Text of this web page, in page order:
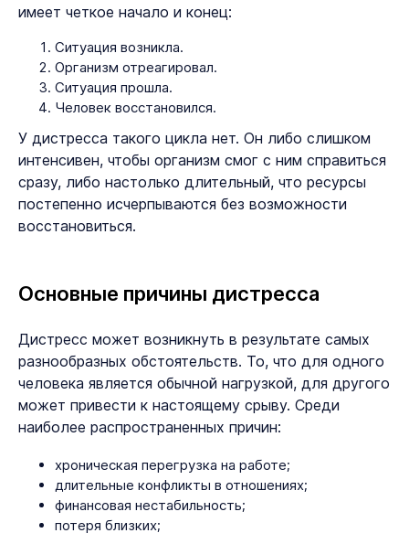
имеет четкое начало и конец:
Ситуация возникла.
Организм отреагировал.
Ситуация прошла.
Человек восстановился.
У дистресса такого цикла нет. Он либо слишком
интенсивен, чтобы организм смог с ним справиться
сразу, либо настолько длительный, что ресурсы
постепенно исчерпываются без возможности
восстановиться.
Основные причины дистресса
Дистресс может возникнуть в результате самых
разнообразных обстоятельств. То, что для одного
человека является обычной нагрузкой, для другого
может привести к настоящему срыву. Среди
наиболее распространенных причин:
хроническая перегрузка на работе;
длительные конфликты в отношениях;
финансовая нестабильность;
потеря близких;